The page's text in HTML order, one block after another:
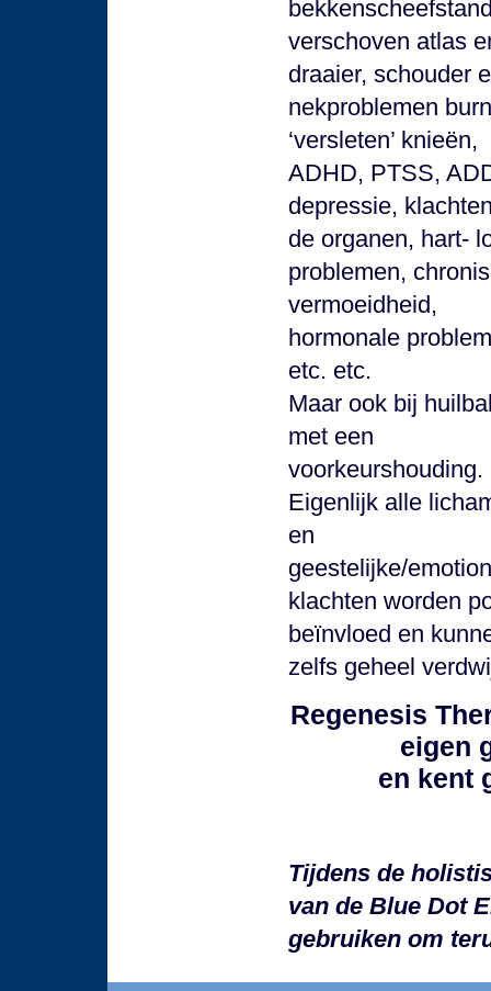
verschoven atlas
draaier, schouder
nekproblemen
‘versleten’ knieën,
ADHD, PTSS,
depressie,
de organen, hart-
problemen,
vermoeidheid,
hormonale
etc. etc.
Maar ook bij
met een
voorkeurshouding.
Eigenlijk alle
en
geestelijke/
klachten worden
beïnvloed en
zelfs geheel
Regenesis
eigen
en kent
Tijdens de
van de Blue Dot
gebruiken om